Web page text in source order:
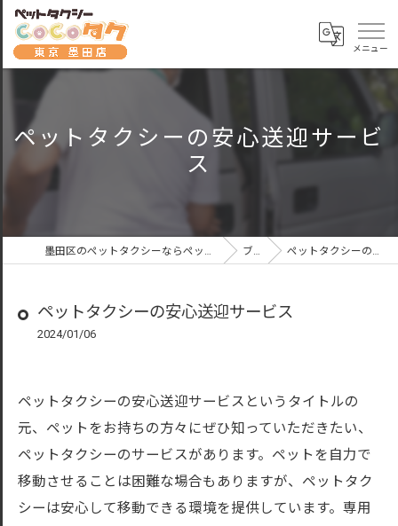
ペットタクシーの安心送迎サービ
ス
墨田区のペットタクシーならペットタクシーCoCoタク東京墨田店 ブログ ペットタクシーの安心送迎サービス
ペットタクシーの安心送迎サービス
2024/01/06
ペットタクシーの安心送迎サービスというタイトルの
元、ペットをお持ちの方々にぜひ知っていただきたい、
ペットタクシーのサービスがあります。ペットを自力で
移動させることは困難な場合もありますが、ペットタク
シーは安心して移動できる環境を提供しています。専用